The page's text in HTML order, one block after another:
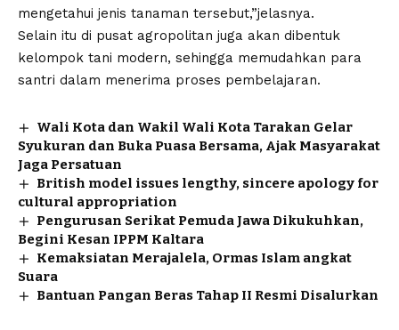
mengetahui jenis tanaman tersebut,”jelasnya.
Selain itu di pusat agropolitan juga akan dibentuk
kelompok tani modern, sehingga memudahkan para
santri dalam menerima proses pembelajaran.
Wali Kota dan Wakil Wali Kota Tarakan Gelar
Syukuran dan Buka Puasa Bersama, Ajak Masyarakat
Jaga Persatuan
British model issues lengthy, sincere apology for
cultural appropriation
Pengurusan Serikat Pemuda Jawa Dikukuhkan,
Begini Kesan IPPM Kaltara
Kemaksiatan Merajalela, Ormas Islam angkat
Suara
Bantuan Pangan Beras Tahap II Resmi Disalurkan